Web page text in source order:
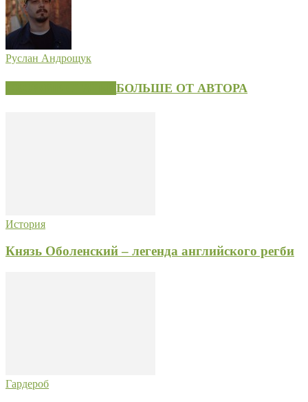
Руслан Андрощук
БОЛЬШЕ ОТ АВТОРА
История
Князь Оболенский – легенда английского регби
Гардероб